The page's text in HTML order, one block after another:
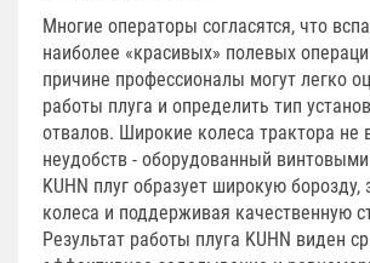
Многие операторы согласятся, что
наиболее «красивых» полевых
причине профессионалы могут легко
работы плуга и определить тип
отвалов. Широкие колеса трактора не
неудобств - оборудованный
KUHN плуг образует широкую борозду,
колеса и поддерживая качественную
Результат работы плуга KUHN виден